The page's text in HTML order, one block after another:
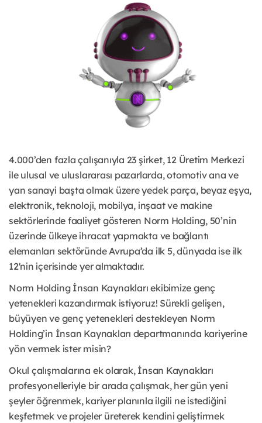
4.000’den fazla çalışanıyla 23 şirket, 12 Üretim Merkezi
ile ulusal ve uluslararası pazarlarda, otomotiv ana ve
yan sanayi başta olmak üzere yedek parça, beyaz eşya,
elektronik, teknoloji, mobilya, inşaat ve makine
sektörlerinde faaliyet gösteren Norm Holding, 50’nin
üzerinde ülkeye ihracat yapmakta ve bağlantı
elemanları sektöründe Avrupa’da ilk 5, dünyada ise ilk
12'nin içerisinde yer almaktadır.
Norm Holding İnsan Kaynakları ekibimize genç
yetenekleri kazandırmak istiyoruz! Sürekli gelişen,
büyüyen ve genç yetenekleri destekleyen Norm
Holding’in İnsan Kaynakları departmanında kariyerine
yön vermek ister misin?
Okul çalışmalarına ek olarak, İnsan Kaynakları
profesyonelleriyle bir arada çalışmak, her gün yeni
şeyler öğrenmek, kariyer planınla ilgili ne istediğini
keşfetmek ve projeler üreterek kendini geliştirmek